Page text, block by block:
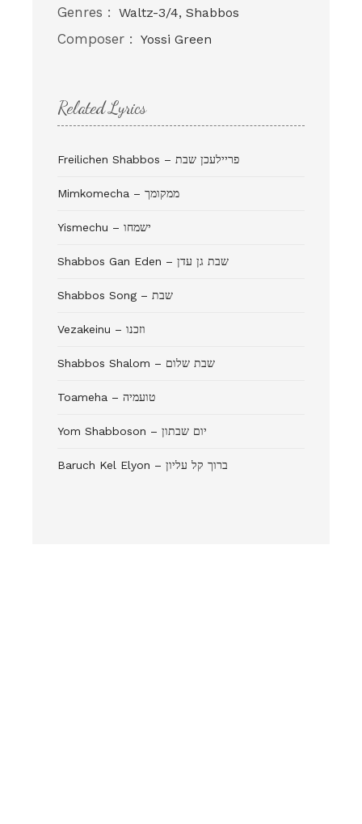
Genres : Waltz-3/4, Shabbos
Composer : Yossi Green
Related Lyrics
Freilichen Shabbos – פריילעכן שבת
Mimkomecha – ממקומך
Yismechu – ישמחו
Shabbos Gan Eden – שבת גן עדן
Shabbos Song – שבת
Vezakeinu – וזכנו
Shabbos Shalom – שבת שלום
Toameha – טועמיה
Yom Shabboson – יום שבתון
Baruch Kel Elyon – ברוך קל עליון